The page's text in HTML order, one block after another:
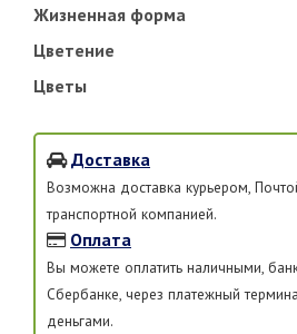
Жизненная форма
Цветение
Цветы
Доставка
Возможна доставка курьером,
транспортной компанией.
Оплата
Вы можете оплатить наличными,
Сбербанке, через платежный
деньгами.